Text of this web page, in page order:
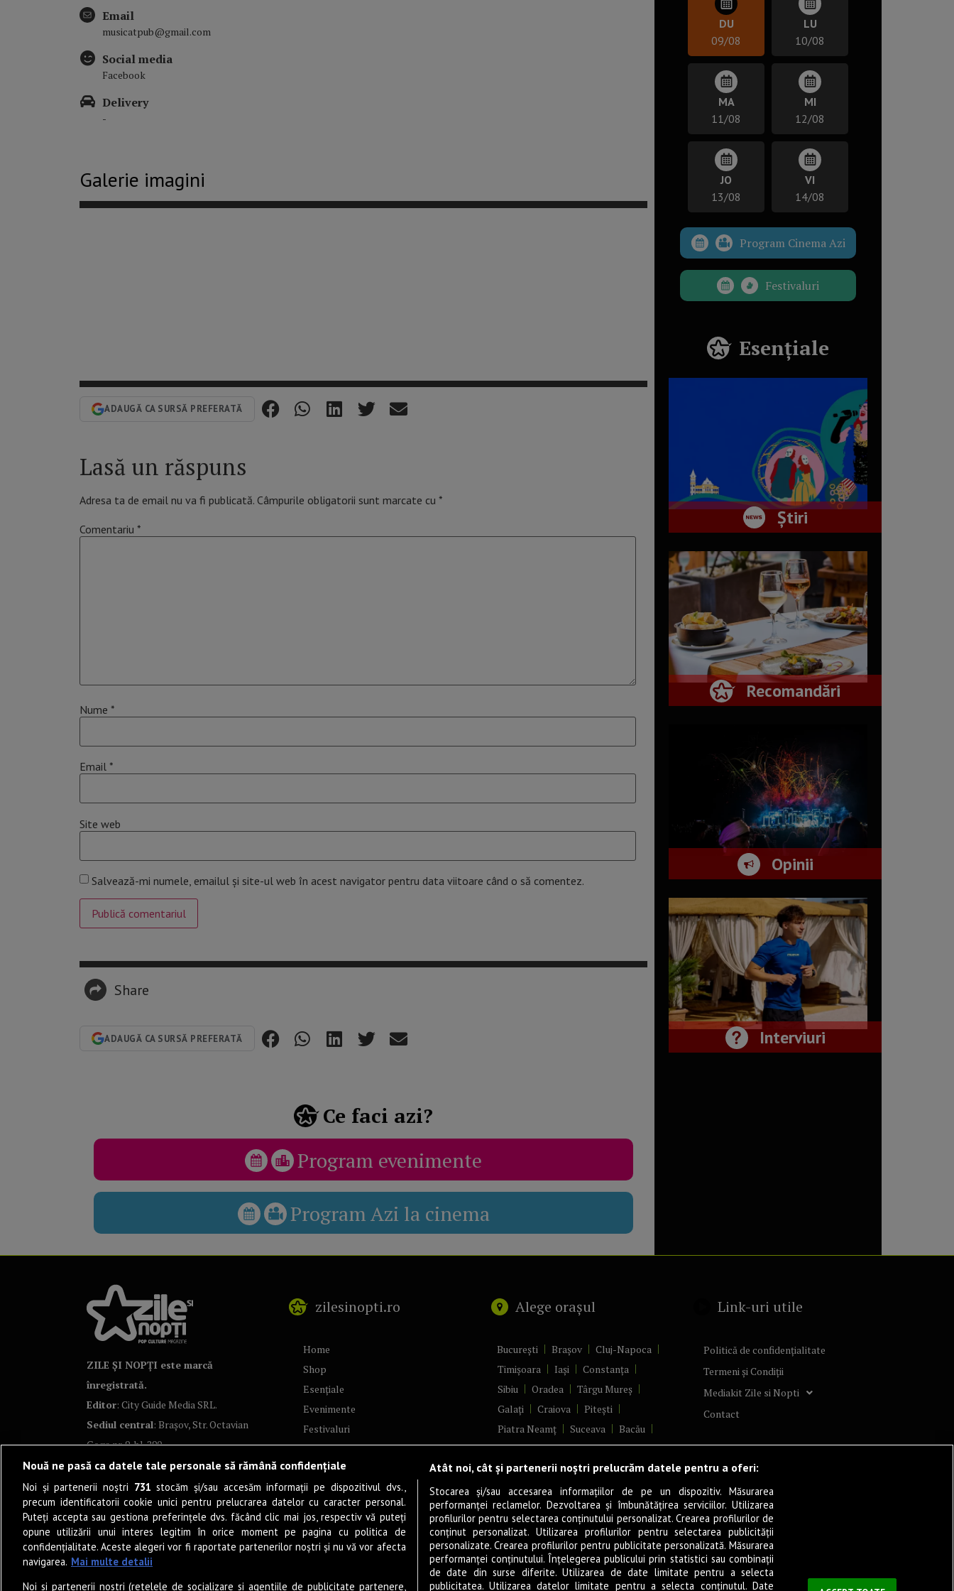
Email
musicatpub@gmail.com
Social media
Facebook
Delivery
-
Galerie imagini
ADAUGĂ CA SURSĂ PREFERATĂ
Lasă un răspuns
Adresa ta de email nu va fi publicată. Câmpurile obligatorii sunt marcate cu *
Comentariu *
Nume *
Email *
Site web
Salvează-mi numele, emailul și site-ul web în acest navigator pentru data viitoare când o să comentez.
Share
ADAUGĂ CA SURSĂ PREFERATĂ
Ce faci azi?
Program evenimente
Program Azi la cinema
DU
09/08
LU
10/08
MA
11/08
MI
12/08
JO
13/08
VI
14/08
Program Cinema Azi
Festivaluri
Esențiale
Știri
Recomandări
Opinii
Interviuri
ZILE ȘI NOPȚI este marcă
înregistrată.
Editor: City Guide Media SRL.
Sediul central: Brașov, Str. Octavian
Goga nr. 9, bl. 290
zilesinopti.ro
Home
Shop
Esențiale
Evenimente
Festivaluri
Concerte
Artă & Cultură
Teatru
Film
Program filme
Lifestyle
Muzică
Alege orașul
București Brașov
Cluj-Napoca
Timișoara
Iași
Constanța
Sibiu
Oradea
Târgu Mureș
Galați
Craiova
Pitești
Piatra Neamț
Suceava
Bacău
Brăila
Ploiești
Râmnicu Vâlcea
Alba Iulia
Arad
Bistrița
Baia Mare
Satu Mare
Sfântu Gheorghe
Deva
Focșani
Tulcea
Târgu Jiu
Alexandria
Botoșani
Buzău Vaslui
Reșița
Târgoviște
Drobeta-Turnu Severin
Călărași
Link-uri utile
Politică de confidențialitate
Termeni și Condiții
Mediakit Zile si Nopti
Contact
Nouă ne pasă ca datele tale personale să rămână confidențiale
Noi și partenerii noștri 731 stocăm și/sau accesăm informații pe dispozitivul dvs.,
precum identificatorii cookie unici pentru prelucrarea datelor cu caracter personal.
Puteți accepta sau gestiona preferințele dvs. făcând clic mai jos, respectiv vă puteți
opune utilizării unui interes legitim în orice moment pe pagina cu politica de
confidențialitate. Aceste alegeri vor fi raportate partenerilor noștri și nu vă vor afecta
navigarea. Mai multe detalii
Noi si partenerii nostri (retelele de socializare si agentiile de publicitate partenere,
Atât noi, cât și partenerii noștri prelucrăm datele pentru a oferi:
Stocarea și/sau accesarea informațiilor de pe un dispozitiv. Măsurarea
performanței reclamelor. Dezvoltarea și îmbunătățirea serviciilor. Utilizarea
profilurilor pentru selectarea conținutului personalizat. Crearea profilurilor de
conținut personalizat. Utilizarea profilurilor pentru selectarea publicității
personalizate. Crearea profilurilor pentru publicitate personalizată. Măsurarea
performanței conținutului. Înțelegerea publicului prin statistici sau combinații
de date din surse diferite. Utilizarea de date limitate pentru a selecta
publicitatea. Utilizarea datelor limitate pentru a selecta conținutul. Date